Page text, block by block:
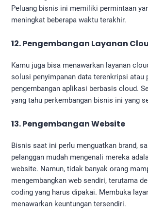
Peluang bisnis ini memiliki permintaan
meningkat beberapa waktu terakhir.
12. Pengembangan Layanan
Kamu juga bisa menawarkan layanan
solusi penyimpanan data terenkripsi atau
pengembangan aplikasi berbasis cloud.
yang tahu perkembangan bisnis ini yang
13. Pengembangan Website
Bisnis saat ini perlu menguatkan brand,
pelanggan mudah mengenali mereka
website. Namun, tidak banyak orang
mengembangkan web sendiri, terutama
coding yang harus dipakai. Membuka
menawarkan keuntungan tersendiri.